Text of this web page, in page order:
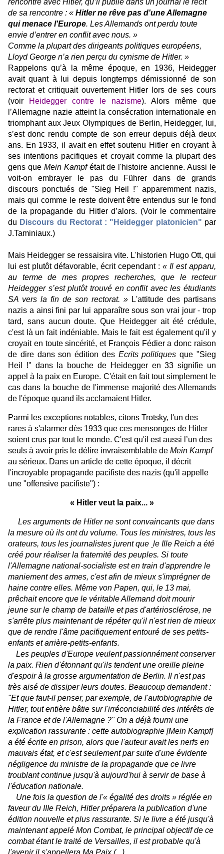
rencontre avec Hitler, qu’il publie dans un journal le récit
de sa rencontre : « Hitler ne rêve pas d'une Allemagne
qui menace l'Europe. Les Allemands ont perdu toute
envie d’entrer en conflit avec nous. »
Comme la plupart des dirigeants politiques européens,
Lloyd George n’a rien perçu du cynisme de Hitler. »
Rappelons qu’à la même époque, en 1936, Heidegger
avait quant à lui depuis longtemps démissionné de son
rectorat et critiquait ouvertement Hitler lors de ses cours
(voir
Heidegger contre le nazisme). Alors même que
l’Allemagne nazie atteint la consécration internationale en
triomphant aux Jeux Olympiques de Berlin, Heidegger, lui,
s’est donc rendu compte de son erreur depuis déjà deux
ans. En 1933, il avait en effet soutenu Hitler en croyant à
ses intentions pacifiques et croyait comme la plupart des
gens que Mein Kampfétait de l'histoire ancienne. Aussi le
voit-on embrayer le pas du Führer dans de grands
discours ponctués de "Sieg Heil !" apparemment nazis,
mais qui comme le reste doivent être entendus sur le fond
de la propagande du Hitler d’alors. (Voir le commentaire
du Discours du Rectorat : "Heidegger platonicien" par
J.Taminiaux.)
Mais Heidegger se ressaisira vite. L'historien Hugo Ott, qui
lui est plutôt défavorable, écrit cependant : « Il est apparu,
au terme de mes propres recherches, que le recteur
Heidegger s’est plutôt trouvé en conflit avec les étudiants
SA vers la fin de son rectorat. » L'attitude des partisans
nazis a ainsi fini par lui apparaître sous son vrai jour - trop
tard, sans aucun doute. Que Heidegger ait été crédule,
c'est là un fait indéniable. Mais le fait est également qu'il y
croyait en toute sincérité, et François Fédier a donc raison
de dire dans son édition des Ecrits politiques que "Sieg
Heil !" dans la bouche de Heidegger en 33 signifie un
appel à la paix en Europe. C'était en fait tout simplement le
cas dans la bouche de l'immense majorité des Allemands
de l'époque quand ils acclamaient Hitler.
Parmi les exceptions notables, citons Trotsky, l'un des
rares à s'alarmer dès 1933 que ces mensonges de Hitler
soient crus par tout le monde. C'est qu'il est aussi l’un des
seuls à avoir pris le délire invraisemblable de Mein Kampf
au sérieux. Dans un article de cette époque, il décrit
l'incroyable propagande pacifiste des nazis (qu'il appelle
une "offensive pacifiste") :
« Hitler veut la paix... »
Les arguments de Hitler ne sont convaincants que dans
la mesure où ils ont du volume. Tous les ministres, tous les
orateurs, tous les journalistes jurent que le Ille Reich a été
créé pour réaliser la fraternité des peuples. Si toute
l'Allemagne national-socialiste est en train d'apprendre le
maniement des armes, c'est afin de mieux s'imprégner de
haine contre elles. Même von Papen, qui, le 13 mai,
prêchait encore que le véritable Allemand doit mourir
jeune sur le champ de bataille et pas d'artériosclérose, ne
s'arrête plus maintenant de répéter qu'il n'est rien de mieux
que de rendre l'âme pacifiquement entouré de ses petits-
enfants et arrière-petits-enfants.
Les peuples d'Europe veulent passionnément conserver
la paix. Rien d'étonnant qu'ils tendent une oreille pleine
d'espoir à la grosse argumentation de Berlin. Il n'est pas
très aisé de dissiper leurs doutes. Beaucoup demandent :
"Et que faut-il penser, par exemple, de l'autobiographie de
Hitler, tout entière bâtie sur l'irréconciabilité des intérêts de
la France et de l'Allemagne ?" On a déjà fourni une
explication rassurante : cette autobiographie [Mein Kampf]
a été écrite en prison, alors que l'auteur avait les nerfs en
mauvais état, et c'est seulement par suite d'une évidente
négligence du ministre de la propagande que ce livre
troublant continue jusqu'à aujourd'hui à servir de base à
l'éducation nationale.
Une fois la question de l'« égalité des droits » réglée en
faveur du IIIe Reich, Hitler préparera la publication d'une
édition nouvelle et plus rassurante. Si le livre a été jusqu'à
maintenant appelé Mon Combat, le principal objectif de ce
combat étant le traité de Versailles, il est probable qu'à